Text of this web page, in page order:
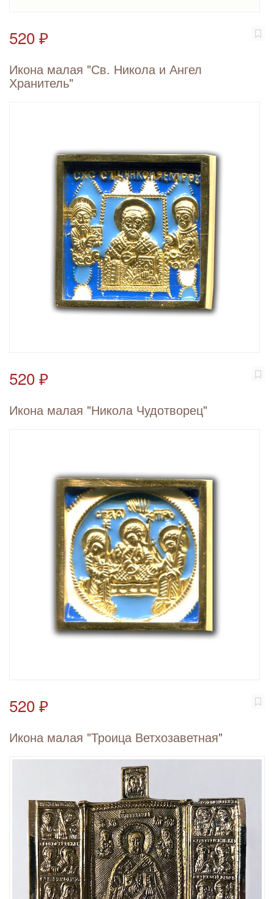
520 ₽
Икона малая "Св. Никола и Ангел
Хранитель"
520 ₽
Икона малая "Никола Чудотворец"
520 ₽
Икона малая "Троица Ветхозаветная"